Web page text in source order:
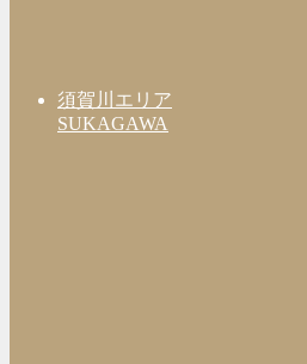
須賀川エリア
SUKAGAWA